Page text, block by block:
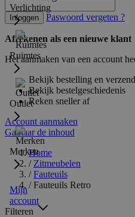
Verlichting
Ruimtes
Outlet
Merken
Mijn
account
Inloggen Paswoord vergeten ?
Afrekenen als een nieuwe klant
Het aanmaken van een account
Bekijk bestelling en
Bekijk bestelgeschiedenis
Reken sneller af
Account aanmaken
Ga naar de inhoud
Home
/ Zitmeubelen
/ Fauteuils
/ Fauteuils Retro
Filteren